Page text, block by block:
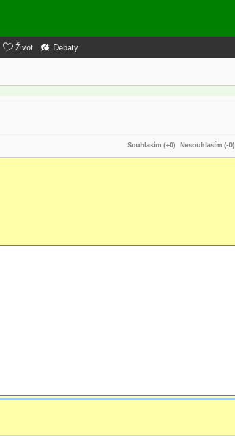
Život Debaty
Souhlasím (+0) Nesouhlasím (-0)